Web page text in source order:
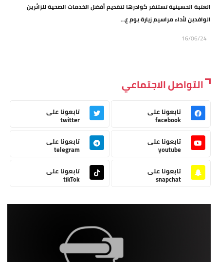
العتبة الحسينية تستنفر كوادرها لتقديم أفضل الخدمات الصحية للزائرين
الوافدين لأداء مراسيم زيارة يوم ع...
16/06/24
التواصل الاجتماعي
تابعونا على
facebook
تابعونا على
twitter
تابعونا على
youtube
تابعونا على
telegram
تابعونا على
snapchat
تابعونا على
tikTok